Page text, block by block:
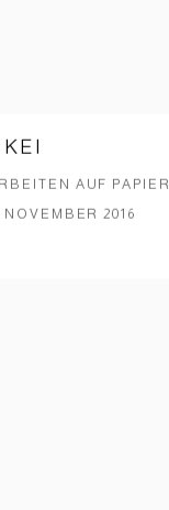
AUF PAPIER
2016